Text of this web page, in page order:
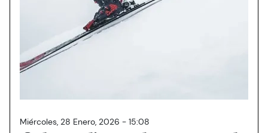
Miércoles, 28 Enero, 2026 - 15:08